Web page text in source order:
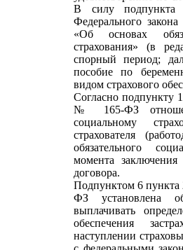
В силу
Федерального
«Об основах
страхования» (в
спорный период;
пособие по
видом страхового
Согласно подпункту
№ 165-ФЗ
социальному
страхователя
обязательного
момента
договора.
Подпунктом 6 пункта
ФЗ установлена
выплачивать
обеспечения
наступлении